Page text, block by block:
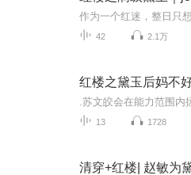
42 2.1万
红楼之黛玉后妈不
13 1728
清穿+红楼| 赵敏为